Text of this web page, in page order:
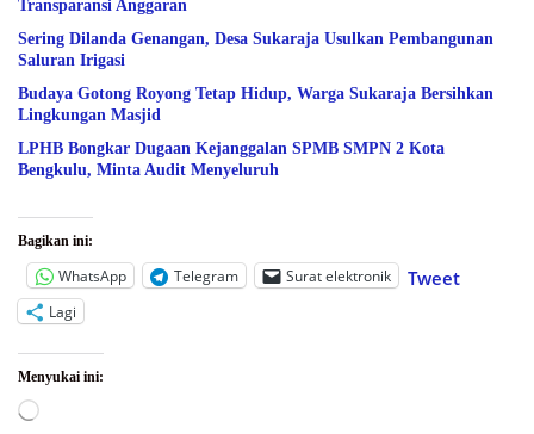
Transparansi Anggaran
Sering Dilanda Genangan, Desa Sukaraja Usulkan Pembangunan
Saluran Irigasi
Budaya Gotong Royong Tetap Hidup, Warga Sukaraja Bersihkan
Lingkungan Masjid
LPHB Bongkar Dugaan Kejanggalan SPMB SMPN 2 Kota
Bengkulu, Minta Audit Menyeluruh
Bagikan ini:
WhatsApp Telegram Surat elektronik Tweet
Lagi
Menyukai ini:
Memuat...